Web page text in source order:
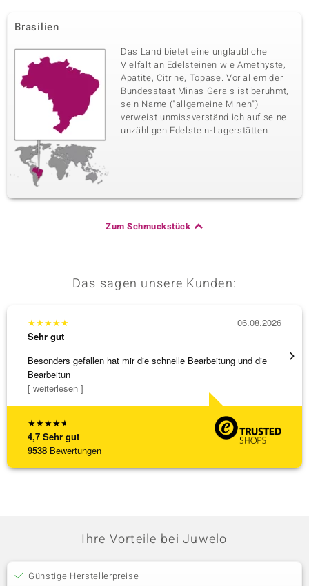
Brasilien
Das Land bietet eine unglaubliche
Vielfalt an Edelsteinen wie Amethyste,
Apatite, Citrine, Topase. Vor allem der
Bundesstaat Minas Gerais ist berühmt,
sein Name ("allgemeine Minen")
verweist unmissverständlich auf seine
unzähligen Edelstein-Lagerstätten.
Zum Schmuckstück
Das sagen unsere Kunden:
★★★★★
4,7 Sehr gut
9538 Bewertungen
★★★★★
Sehr gut
Besonders gefallen hat mir die schnelle Bearbeitung und die
Bearbeitun
[ weiterlesen ]
06.08.2026
Top
Ihre Vorteile bei Juwelo
Günstige Herstellerpreise